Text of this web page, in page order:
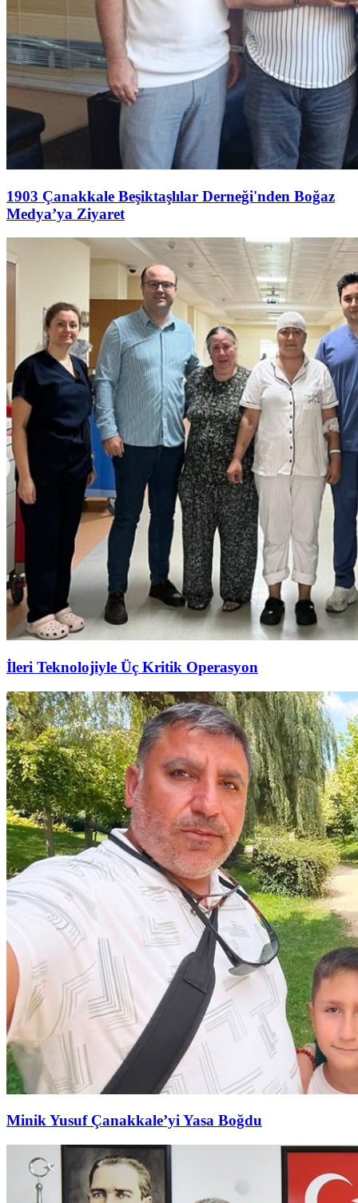
1903 Çanakkale Beşiktaşlılar Derneği'nden Boğaz
Medya’ya Ziyaret
İleri Teknolojiyle Üç Kritik Operasyon
Minik Yusuf Çanakkale’yi Yasa Boğdu